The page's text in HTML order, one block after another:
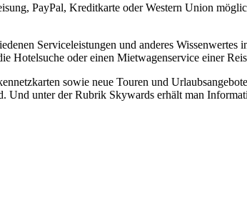
PayPal, Kreditkarte oder Western Union
Serviceleistungen und anderes Wissenwertes
Hotelsuche oder einen Mietwagenservice einer
sowie neue Touren und
Und unter der Rubrik Skywards erhält man